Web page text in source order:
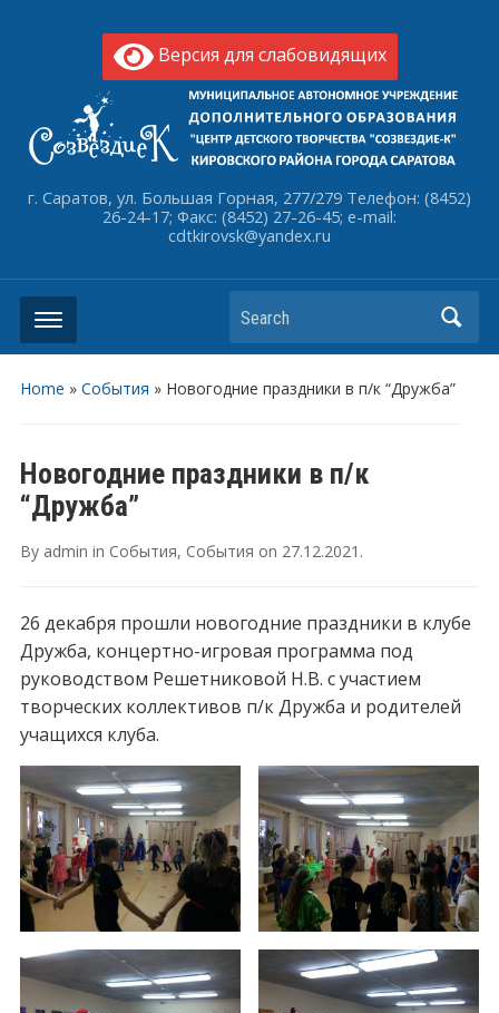
Версия для слабовидящих
г. Саратов, ул. Большая Горная, 277/279 Телефон: (8452)
26-24-17; Факс: (8452) 27-26-45; e-mail:
cdtkirovsk@yandex.ru
Search
Home » События » Новогодние праздники в п/к “Дружба”
Новогодние праздники в п/к
“Дружба”
By admin in События, События on 27.12.2021 .
26 декабря прошли новогодние праздники в клубе
Дружба, концертно-игровая программа под
руководством Решетниковой Н.В. с участием
творческих коллективов п/к Дружба и родителей
учащихся клуба.